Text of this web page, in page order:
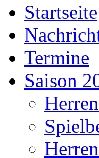
Startseite
Termine
Saison